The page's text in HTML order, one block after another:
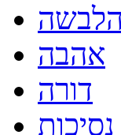
הלבשה
אהבה
דורה
נסיכות